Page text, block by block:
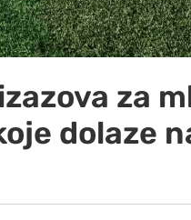
za
dolaze